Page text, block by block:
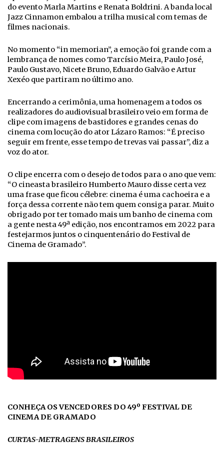
do evento Marla Martins e Renata Boldrini. A banda local
Jazz Cinnamon embalou a trilha musical com temas de
filmes nacionais.
No momento “in memorian”, a emoção foi grande com a
lembrança de nomes como Tarcísio Meira, Paulo José,
Paulo Gustavo, Nicete Bruno, Eduardo Galvão e Artur
Xexéo que partiram no último ano.
Encerrando a cerimônia, uma homenagem a todos os
realizadores do audiovisual brasileiro veio em forma de
clipe com imagens de bastidores e grandes cenas do
cinema com locução do ator Lázaro Ramos: “É preciso
seguir em frente, esse tempo de trevas vai passar”, diz a
voz do ator.
O clipe encerra com o desejo de todos para o ano que vem:
“O cineasta brasileiro Humberto Mauro disse certa vez
uma frase que ficou célebre: cinema é uma cachoeira e a
força dessa corrente não tem quem consiga parar. Muito
obrigado por ter tomado mais um banho de cinema com
a gente nesta 49ª edição, nos encontramos em 2022 para
festejarmos juntos o cinquentenário do Festival de
Cinema de Gramado”.
CONHEÇA OS VENCEDORES DO 49º FESTIVAL DE
CINEMA DE GRAMADO
CURTAS-METRAGENS BRASILEIROS